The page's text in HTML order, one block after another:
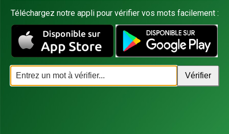
Téléchargez notre appli pour vérifier vos mots facilement :